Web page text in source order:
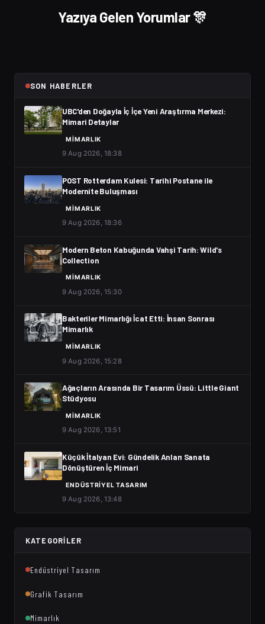
Yazıya Gelen Yorumlar 🎊
SON HABERLER
UBC'den Doğayla İç İçe Yeni Araştırma Merkezi:
Mimari Detaylar
MIMARLIK
9 Aug 2026, 18:38
POST Rotterdam Kulesi: Tarihi Postane ile
Modernite Buluşması
MIMARLIK
9 Aug 2026, 18:36
Modern Beton Kabuğunda Vahşi Tarih: Wild's
Collection
MIMARLIK
9 Aug 2026, 15:30
Bakteriler Mimarlığı İcat Etti: İnsan Sonrası
Mimarlık
MIMARLIK
9 Aug 2026, 15:28
Ağaçların Arasında Bir Tasarım Üssü: Little Giant
Stüdyosu
MIMARLIK
9 Aug 2026, 13:51
Küçük İtalyan Evi: Gündelik Anları Sanata
Dönüştüren İç Mimari
ENDÜSTRIYEL TASARIM
9 Aug 2026, 13:48
KATEGORILER
Endüstriyel Tasarım
Grafik Tasarım
Mimarlık